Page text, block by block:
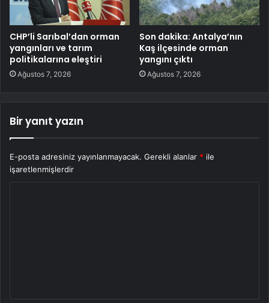
CHP’li Sarıbal’dan orman
yangınları ve tarım
politikalarına eleştiri
Ağustos 7, 2026
Son dakika: Antalya’nın
Kaş ilçesinde orman
yangını çıktı
Ağustos 7, 2026
Bir yanıt yazın
E-posta adresiniz yayınlanmayacak. Gerekli alanlar * ile
işaretlenmişlerdir